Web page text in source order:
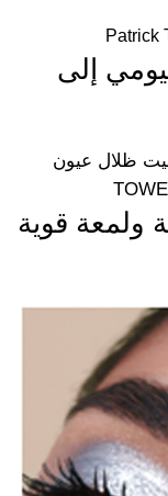
Patrick
إلى
ولمعة قوية